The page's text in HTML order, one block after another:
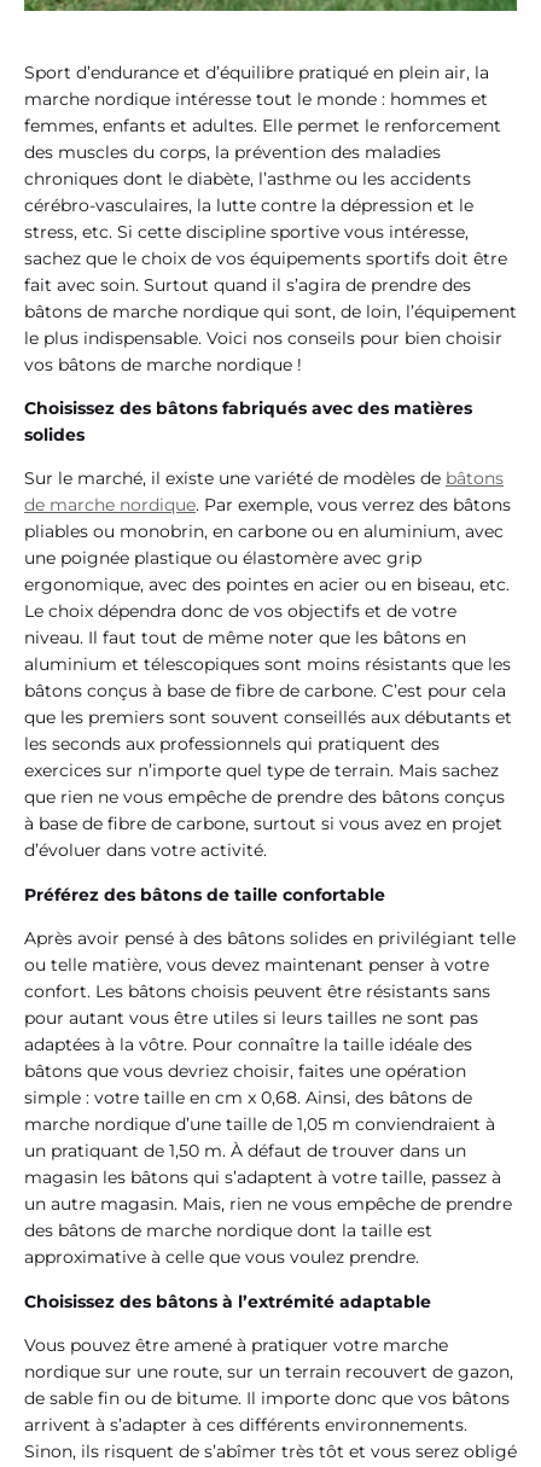
Sport d’endurance et d’équilibre pratiqué en plein air, la
marche nordique intéresse tout le monde : hommes et
femmes, enfants et adultes. Elle permet le renforcement
des muscles du corps, la prévention des maladies
chroniques dont le diabète, l’asthme ou les accidents
cérébro-vasculaires, la lutte contre la dépression et le
stress, etc. Si cette discipline sportive vous intéresse,
sachez que le choix de vos équipements sportifs doit être
fait avec soin. Surtout quand il s’agira de prendre des
bâtons de marche nordique qui sont, de loin, l’équipement
le plus indispensable. Voici nos conseils pour bien choisir
vos bâtons de marche nordique !
Choisissez des bâtons fabriqués avec des matières
solides
Sur le marché, il existe une variété de modèles de bâtons
de marche nordique. Par exemple, vous verrez des bâtons
pliables ou monobrin, en carbone ou en aluminium, avec
une poignée plastique ou élastomère avec grip
ergonomique, avec des pointes en acier ou en biseau, etc.
Le choix dépendra donc de vos objectifs et de votre
niveau. Il faut tout de même noter que les bâtons en
aluminium et télescopiques sont moins résistants que les
bâtons conçus à base de fibre de carbone. C’est pour cela
que les premiers sont souvent conseillés aux débutants et
les seconds aux professionnels qui pratiquent des
exercices sur n’importe quel type de terrain. Mais sachez
que rien ne vous empêche de prendre des bâtons conçus
à base de fibre de carbone, surtout si vous avez en projet
d’évoluer dans votre activité.
Préférez des bâtons de taille confortable
Après avoir pensé à des bâtons solides en privilégiant telle
ou telle matière, vous devez maintenant penser à votre
confort. Les bâtons choisis peuvent être résistants sans
pour autant vous être utiles si leurs tailles ne sont pas
adaptées à la vôtre. Pour connaître la taille idéale des
bâtons que vous devriez choisir, faites une opération
simple : votre taille en cm x 0,68. Ainsi, des bâtons de
marche nordique d’une taille de 1,05 m conviendraient à
un pratiquant de 1,50 m. À défaut de trouver dans un
magasin les bâtons qui s’adaptent à votre taille, passez à
un autre magasin. Mais, rien ne vous empêche de prendre
des bâtons de marche nordique dont la taille est
approximative à celle que vous voulez prendre.
Choisissez des bâtons à l’extrémité adaptable
Vous pouvez être amené à pratiquer votre marche
nordique sur une route, sur un terrain recouvert de gazon,
de sable fin ou de bitume. Il importe donc que vos bâtons
arrivent à s’adapter à ces différents environnements.
Sinon, ils risquent de s’abîmer très tôt et vous serez obligé